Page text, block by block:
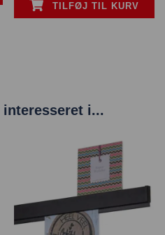
TILFØJ TIL KURV
i...